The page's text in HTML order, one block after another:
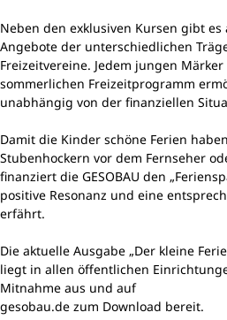
Neben den exklusiven Kursen gibt es
Angebote der unterschiedlichen
Freizeitvereine. Jedem jungen
sommerlichen Freizeitprogramm
unabhängig von der finanziellen
Damit die Kinder schöne Ferien
Stubenhockern vor dem Fernseher
finanziert die GESOBAU den
positive Resonanz und eine
erfährt.
Die aktuelle Ausgabe „Der kleine
liegt in allen öffentlichen
Mitnahme aus und auf
gesobau.de zum Download bereit.